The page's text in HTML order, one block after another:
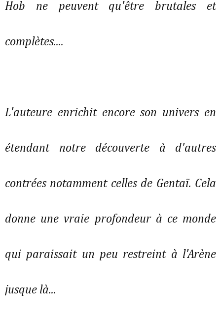
Hob ne peuvent qu'être brutales et
complètes....
L'auteure enrichit encore son univers en
étendant notre découverte à d'autres
contrées notamment celles de Gentaï. Cela
donne une vraie profondeur à ce monde
qui paraissait un peu restreint à l'Arène
jusque là...